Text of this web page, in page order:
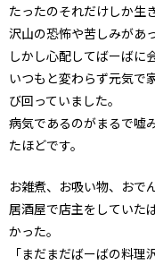
たったのそれだけしか生
沢山の恐怖や苦しみがあ
しかし心配してばーばに
いつもと変わらず元気で
び回っていました。
病気であるのがまるで嘘
たほどです。
お雑煮、お吸い物、おでん
居酒屋で店主をしていた
かった。
「まだまだばーばの料